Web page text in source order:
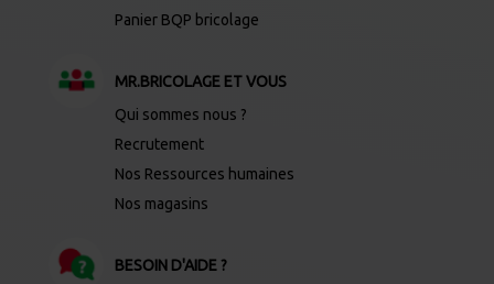
Panier BQP bricolage
MR.BRICOLAGE ET VOUS
Qui sommes nous ?
Recrutement
Nos Ressources humaines
Nos magasins
BESOIN D'AIDE ?